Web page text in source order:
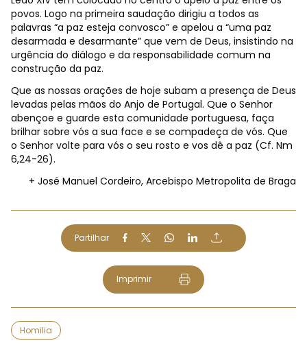
povos. Logo na primeira saudação dirigiu a todos as
palavras “a paz esteja convosco” e apelou a “uma paz
desarmada e desarmante” que vem de Deus, insistindo na
urgência do diálogo e da responsabilidade comum na
construção da paz.
Que as nossas orações de hoje subam a presença de Deus
levadas pelas mãos do Anjo de Portugal. Que o Senhor
abençoe e guarde esta comunidade portuguesa, faça
brilhar sobre vós a sua face e se compadeça de vós. Que
o Senhor volte para vós o seu rosto e vos dê a paz (Cf. Nm
6,24-26).
+ José Manuel Cordeiro, Arcebispo Metropolita de Braga
Partilhar
Imprimir
Homilia